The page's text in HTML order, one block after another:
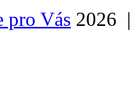
pro Vás 2026